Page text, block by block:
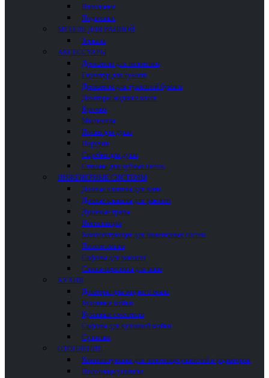
Напольные
Подвесные
МЕБЕЛЬ ДЛЯ ВАННОЙ
Зеркала
АКСЕССУАРЫ
Держатели для полотенец
Гарнитур для туалета
Держатели для туалетной бумаги
Дозаторы жидкого мыла
Крючки
Мыльницы
Полки для душа
Поручни
Скребки для душа
Стаканы для зубных щеток
ИНЖЕНЕРНЫЕ СИСТЕМЫ
Донные клапаны для ванн
Донные клапаны для раковин
Душевые трапы
Инсталляции
Комплектующие для инженерных систем
Панели смыва
Сифоны для раковин
Сливы-переливы для ванн
КУХНЯ
Дозаторы для жидкого мыла
Кухонные мойки
Кухонные смесители
Сифоны для кухонной мойки
Сушилки
ОТОПЛЕНИЕ
Комплектующие для полотенцесушителей и радиаторов
Полотенцесушители